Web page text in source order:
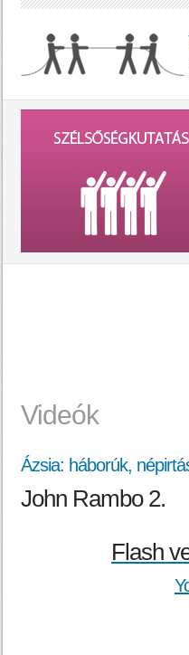
Videók
Ázsia: háborúk,
John Rambo 2.
Flash